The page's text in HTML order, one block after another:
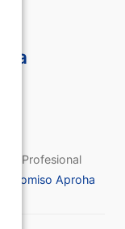
Profesional
Aproha